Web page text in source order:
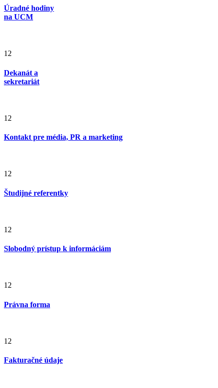
Úradné hodiny
na UCM
12
Dekanát a
sekretariát
12
Kontakt pre média, PR a marketing
12
Študijné referentky
12
Slobodný prístup k informáciám
12
Právna forma
12
Fakturačné údaje